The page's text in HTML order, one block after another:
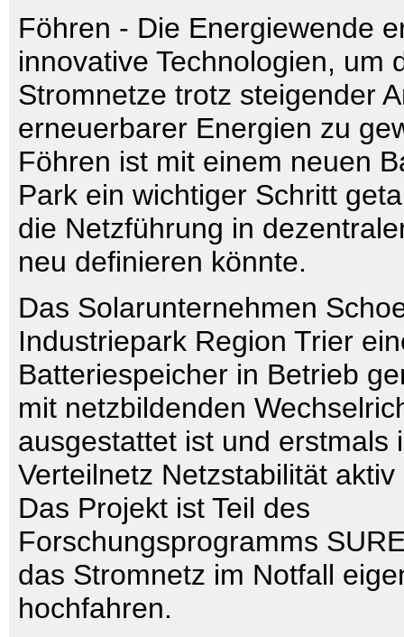
Föhren - Die Energiewende
innovative Technologien, um
Stromnetze trotz steigender
erneuerbarer Energien zu
Föhren ist mit einem neuen
Park ein wichtiger Schritt
die Netzführung in
neu definieren könnte.
Das Solarunternehmen
Industriepark Region Trier
Batteriespeicher in Betrieb
mit netzbildenden
ausgestattet ist und erstmals
Verteilnetz Netzstabilität
Das Projekt ist Teil des
Forschungsprogramms
das Stromnetz im Notfall
hochfahren.